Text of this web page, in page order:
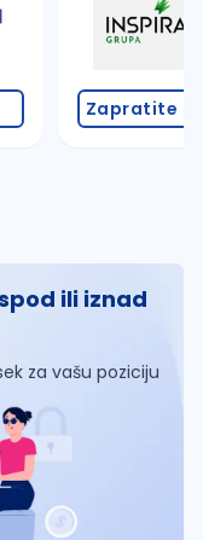
Zapratite
ili iznad
za vašu poziciju